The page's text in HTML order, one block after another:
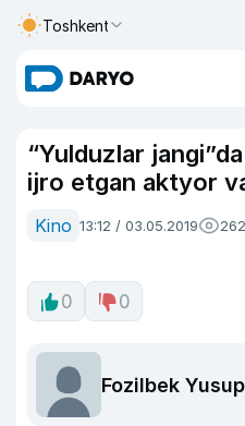
Toshkent
“Yulduzlar
ijro etgan aktyor
Kino 13:12 / 03.05.2019
0 0
Fozilbek